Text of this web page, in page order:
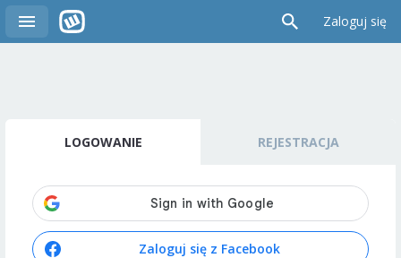
Zaloguj się
LOGOWANIE REJESTRACJA
Zaloguj się z Facebook